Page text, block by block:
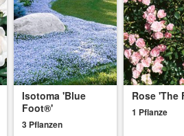
Isotoma 'Blue
Foot®'
3 Pflanzen
Rose 'The
1 Pflanze